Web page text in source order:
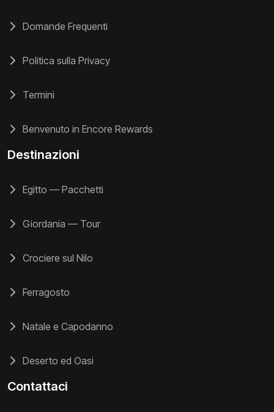
Domande Frequenti
Politica sulla Privacy
Termini
Benvenuto in Encore Rewards
Destinazioni
Egitto — Pacchetti
Giordania — Tour
Crociere sul Nilo
Ferragosto
Natale e Capodanno
Deserto ed Oasi
Contattaci